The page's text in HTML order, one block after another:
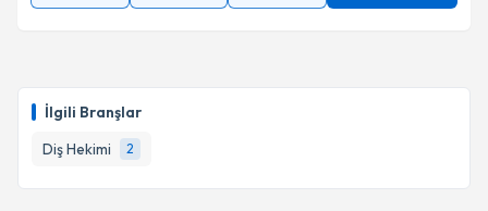
İlgili Branşlar
Diş Hekimi
2